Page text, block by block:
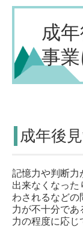
成
事
成年後
記憶力や判断力
出来なくなった
わされるなどの
力が不十分であ
力の程度に応じ